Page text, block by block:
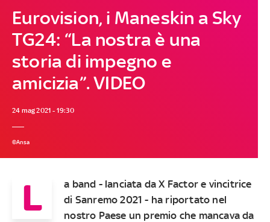
Eurovision, i Maneskin a Sky
TG24: “La nostra è una
storia di impegno e
amicizia”. VIDEO
24 mag 2021 - 19:30
©Ansa
L
a band - lanciata da X Factor e vincitrice
di Sanremo 2021 - ha riportato nel
nostro Paese un premio che mancava da